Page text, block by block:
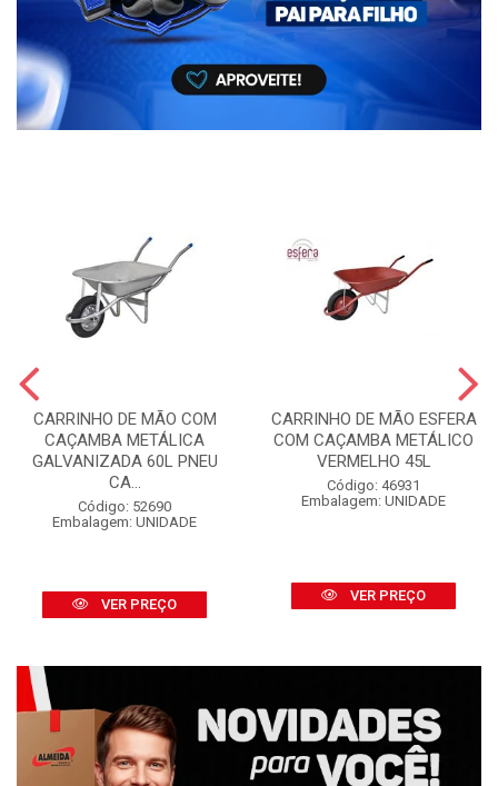
CARRINHO DE MÃO COM
CAÇAMBA METÁLICA
GALVANIZADA 60L PNEU
CA...
Código: 52690
Embalagem: UNIDADE
VER PREÇO
CARRINHO DE MÃO ESFERA
COM CAÇAMBA METÁLICO
VERMELHO 45L
Código: 46931
Embalagem: UNIDADE
VER PREÇO